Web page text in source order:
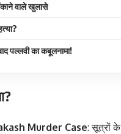
वाले खुलासे
पल्लवी का कबूलनामा!
Murder Case: सूत्रों